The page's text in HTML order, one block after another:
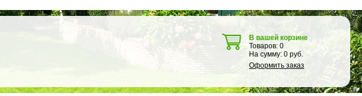
В вашей корзине
Товаров: 0
На сумму: 0 руб.
Оформить заказ